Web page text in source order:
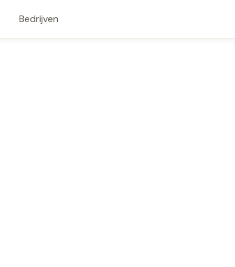
Bedrijven